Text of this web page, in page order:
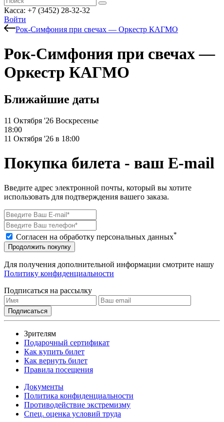
Касса: +7 (3452) 28-32-32
Войти
Рок-Симфония при свечах — Оркестр КАГМО
Рок-Симфония при свечах —
Оркестр КАГМО
Ближайшие даты
11 Октября '26 Воскресенье
18:00
11 Октября '26 в 18:00
Покупка билета - ваш E-mail
Введите адрес электронной почты, который вы хотите
использовать для подтверждения вашего заказа.
Согласен на обработку персональных данных*
Продолжить покупку
Для получения дополнительной информации смотрите нашу
Политику конфиденциальности
Подписаться на рассылку
Зрителям
Подарочный сертификат
Как купить билет
Как вернуть билет
Правила посещения
Документы
Политика конфиденциальности
Противодействие экстремизму
Спец. оценка условий труда